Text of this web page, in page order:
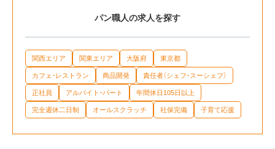
パン職人の求人を探す
関西エリア 関東エリア 大阪府 東京都
カフェ・レストラン 商品開発 責任者（シェフ・スーシェフ）
正社員 アルバイト・パート 年間休日105日以上
完全週休二日制 オールスクラッチ 社保完備 子育て応援